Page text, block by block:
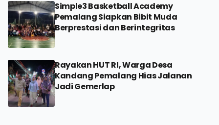
Simple3 Basketball Academy
Pemalang Siapkan Bibit Muda
Berprestasi dan Berintegritas
Rayakan HUT RI, Warga Desa
Kandang Pemalang Hias Jalanan
Jadi Gemerlap